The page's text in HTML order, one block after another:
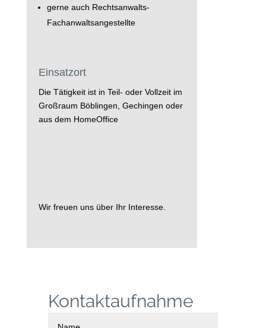
gerne auch Rechtsanwalts-
Fachanwaltsangestellte
Einsatzort
Die Tätigkeit ist in Teil- oder Vollzeit im
Großraum Böblingen, Gechingen oder
aus dem HomeOffice
Wir freuen uns über Ihr Interesse.
Kontaktaufnahme